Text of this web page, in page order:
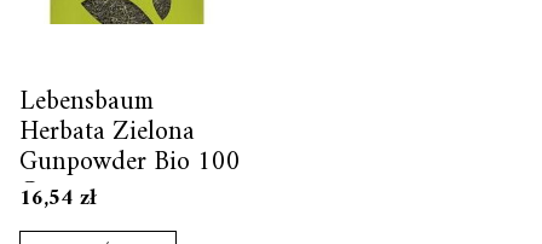
Lebensbaum
Herbata Zielona
Gunpowder Bio 100
G
16,54zł